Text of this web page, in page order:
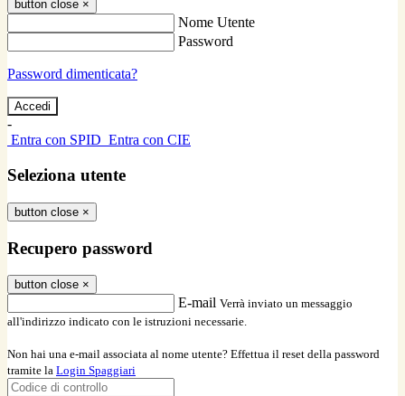
button close ×
Nome Utente
Password
Password dimenticata?
-
Entra con SPID Entra con CIE
Seleziona utente
button close ×
Recupero password
button close ×
E-mail Verrà inviato un messaggio
all'indirizzo indicato con le istruzioni necessarie.
Non hai una e-mail associata al nome utente? Effettua il reset della password
tramite la Login Spaggiari